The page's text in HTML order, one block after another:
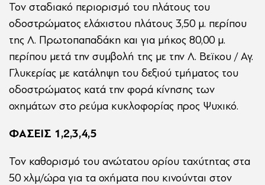
Τον σταδιακό περιορισμό του πλάτους του
οδοστρώματος ελάχιστου πλάτους 3,50 μ. περίπου
της Λ. Πρωτοπαπαδάκη και για μήκος 80,00 μ.
περίπου μετά την συμβολή της με την Λ. Βεϊκου / Αγ.
Γλυκερίας με κατάληψη του δεξιού τμήματος του
οδοστρώματος κατά την φορά κίνησης των
οχημάτων στο ρεύμα κυκλοφορίας προς Ψυχικό.
ΦΑΣΕΙΣ 1,2,3,4,5
Τον καθορισμό του ανώτατου ορίου ταχύτητας στα
50 χλμ/ώρα για τα οχήματα που κινούνται στον